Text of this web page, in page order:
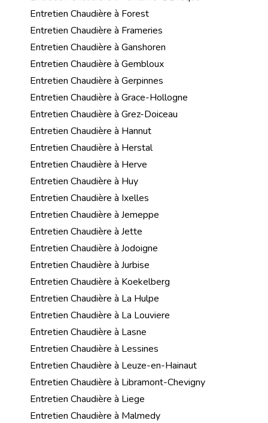
Entretien Chaudière à Forest
Entretien Chaudière à Frameries
Entretien Chaudière à Ganshoren
Entretien Chaudière à Gembloux
Entretien Chaudière à Gerpinnes
Entretien Chaudière à Grace-Hollogne
Entretien Chaudière à Grez-Doiceau
Entretien Chaudière à Hannut
Entretien Chaudière à Herstal
Entretien Chaudière à Herve
Entretien Chaudière à Huy
Entretien Chaudière à Ixelles
Entretien Chaudière à Jemeppe
Entretien Chaudière à Jette
Entretien Chaudière à Jodoigne
Entretien Chaudière à Jurbise
Entretien Chaudière à Koekelberg
Entretien Chaudière à La Hulpe
Entretien Chaudière à La Louviere
Entretien Chaudière à Lasne
Entretien Chaudière à Lessines
Entretien Chaudière à Leuze-en-Hainaut
Entretien Chaudière à Libramont-Chevigny
Entretien Chaudière à Liege
Entretien Chaudière à Malmedy